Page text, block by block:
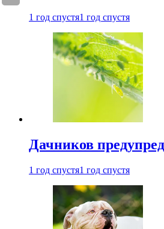
1 год спустя1 год спустя
Дачников
1 год спустя1 год спустя